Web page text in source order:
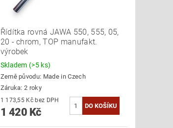
Řídítka rovná JAWA 550, 555, 05,
20 - chrom, TOP manufakt.
výrobek
Skladem (>5 ks)
Země původu: Made in Czech
Záruka: 2 roky
1 173,55 Kč bez DPH
1 420 Kč